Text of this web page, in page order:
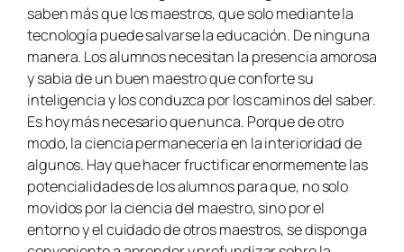
saben más que los maestros, que solo mediante la
tecnología puede salvarse la educación. De ninguna
manera. Los alumnos necesitan la presencia amorosa
y sabia de un buen maestro que conforte su
inteligencia y los conduzca por los caminos del saber.
Es hoy más necesario que nunca. Porque de otro
modo, la ciencia permanecería en la interioridad de
algunos. Hay que hacer fructificar enormemente las
potencialidades de los alumnos para que, no solo
movidos por la ciencia del maestro, sino por el
entorno y el cuidado de otros maestros, se disponga